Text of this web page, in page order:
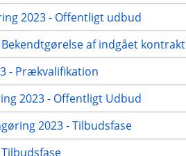
2023 - Offentligt udbud
af indgået kontrakt
- Prækvalifikation
2023 - Offentligt Udbud
2023 - Tilbudsfase